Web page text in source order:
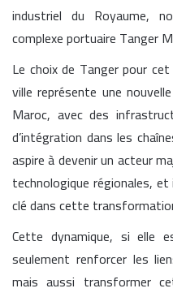
industriel du Royaume,
complexe portuaire Tanger
Le choix de Tanger pour
ville représente une
Maroc, avec des
d’intégration dans les
aspire à devenir un acteur
technologique régionales,
clé dans cette
Cette dynamique, si elle
seulement renforcer les
mais aussi transformer